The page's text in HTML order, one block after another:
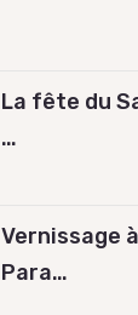
La fête du
…
Vernissage à
Para…